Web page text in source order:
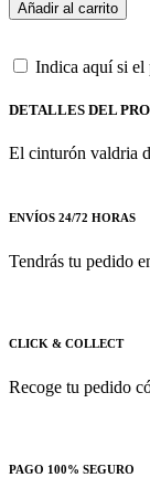
Añadir al carrito
Indica aquí si el
DETALLES DEL
El cinturón valdria
ENVÍOS 24/72 HORAS
Tendrás tu pedido
CLICK & COLLECT
Recoge tu pedido
PAGO 100% SEGURO